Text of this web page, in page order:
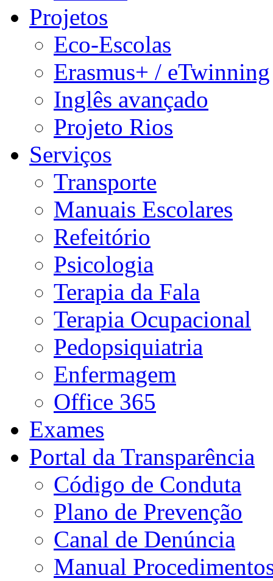
Projetos
Eco-Escolas
Erasmus+ / eTwinning
Inglês avançado
Projeto Rios
Serviços
Transporte
Manuais Escolares
Refeitório
Psicologia
Terapia da Fala
Terapia Ocupacional
Pedopsiquiatria
Enfermagem
Office 365
Exames
Portal da Transparência
Código de Conduta
Plano de Prevenção
Canal de Denúncia
Manual